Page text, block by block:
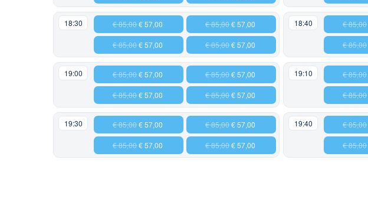
18:30 € 85,00€ 57,00
€ 85,00€ 57,00
€ 85,00€ 57,00
€ 85,00€ 57,00
18:40 € 85,00
€ 85,00
19:00 € 85,00€ 57,00
€ 85,00€ 57,00
€ 85,00€ 57,00
€ 85,00€ 57,00
19:10 € 85,00
€ 85,00
19:30 € 85,00€ 57,00
€ 85,00€ 57,00
€ 85,00€ 57,00
€ 85,00€ 57,00
19:40 € 85,00
€ 85,00